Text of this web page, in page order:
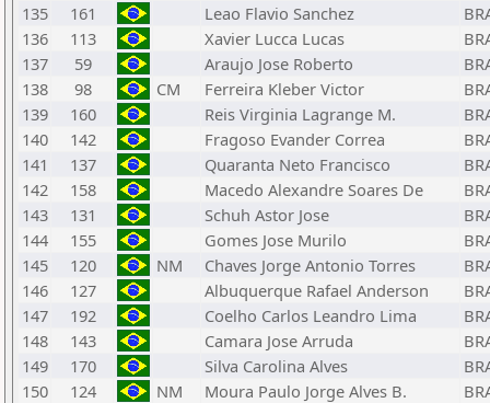
135
161 Leao Flavio Sanchez
136
113 Xavier Lucca Lucas
137
59 Araujo Jose Roberto
138
98 CM Ferreira Kleber Victor
139
160 Reis Virginia Lagrange M.
140
142 Fragoso Evander Correa
141
137 Quaranta Neto Francisco
142
158 Macedo Alexandre Soares De
143
131 Schuh Astor Jose
144
155 Gomes Jose Murilo
145
120 NM Chaves Jorge Antonio Torres
146
127 Albuquerque Rafael Anderson
147
192 Coelho Carlos Leandro Lima
148
143 Camara Jose Arruda
149
170 Silva Carolina Alves
150
124 NM Moura Paulo Jorge Alves B.